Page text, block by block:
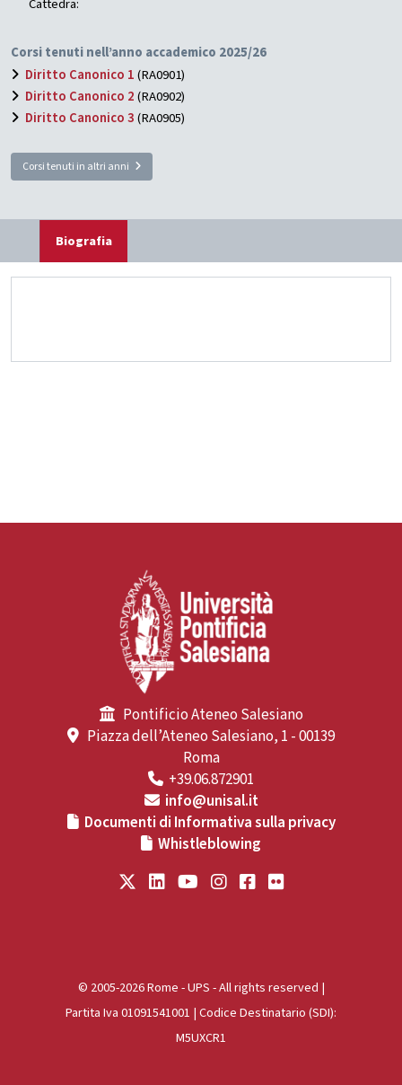
Corsi tenuti nell’anno accademico 2025/26
Diritto Canonico 1(RA0901)
Diritto Canonico 2(RA0902)
Diritto Canonico 3(RA0905)
Corsi tenuti in altri anni
Biografia
Pontificio Ateneo Salesiano
Piazza dell’Ateneo Salesiano, 1 - 00139
Roma
+39.06.872901
info@unisal.it
Documenti di Informativa sulla privacy
Whistleblowing
© 2005-2026 Rome - UPS - All rights reserved |
Partita Iva 01091541001 | Codice Destinatario (SDI):
M5UXCR1